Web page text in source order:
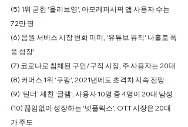
(5) 1위 굳힌 '올리브영', 아모레퍼시픽 앱 사용자 수는
72만 명
(6) 음원 서비스 시장 변화 미미, '유튜브 뮤직' 나홀로 폭
풍 성장'
(7) 코로나로 침체된 구인/구직 시장, 주 사용자는 20대
(8) 커머스 1위 '쿠팡', 2021년에도 초격차 지속 전망
(9) '틴더' 제친 '글램', 사용자 10명 중 4명이 20대 남성
(10) 끊임없이 성장하는 '넷플릭스', OTT 시장은 20대
가 주도